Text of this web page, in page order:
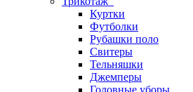
Куртки
Футболки
Рубашки поло
Свитеры
Тельняшки
Джемперы
Головные уборы